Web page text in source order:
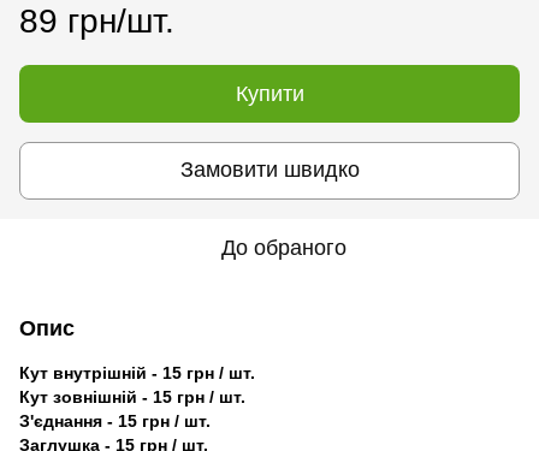
89 грн/шт.
Купити
Замовити швидко
До обраного
Опис
Кут внутрішній - 15 грн / шт.
Кут зовнішній - 15 грн / шт.
З'єднання - 15 грн / шт.
Заглушка - 15 грн / шт.